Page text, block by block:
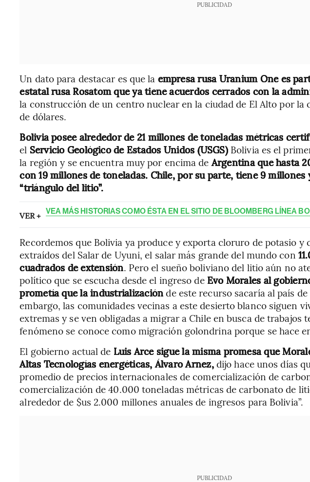
PUBLICIDAD
Un dato para destacar es que la empresa rusa Uranium One es
estatal rusa Rosatom que ya tiene acuerdos cerrados con la
la construcción de un centro nuclear en la ciudad de El Alto por la
de dólares.
Bolivia posee alrededor de 21 millones de toneladas métricas
el Servicio Geológico de Estados Unidos (USGS)Bolivia es el
la región y se encuentra muy por encima deArgentina que hasta
con 19 millones de toneladas. Chile, por su parte, tiene 9
“triángulo del litio”.
VER + VEA MÁS HISTORIAS COMO ÉSTA EN EL SITIO DE BLOOMBERG LÍNEA
Recordemos que Bolivia ya produce y exporta cloruro de potasio y
extraídos del Salar de Uyuni, el salar más grande del mundo con
cuadrados de extensión. Pero el sueño boliviano del litio aún no
político que se escucha desde el ingreso de Evo Morales al
prometía que la industrializaciónde este recurso sacaría al país
embargo, las comunidades vecinas a este desierto blanco siguen
extremas y se ven obligadas a migrar a Chile en busca de trabajos
fenómeno se conoce como migración golondrina porque se hace
El gobierno actual de Luis Arce sigue la misma promesa que
Altas Tecnologías energéticas, Álvaro Arnez,dijo hace unos días
promedio de precios internacionales de comercialización de
comercialización de 40.000 toneladas métricas de carbonato de
alrededor de $us 2.000 millones anuales de ingresos para Bolivia”.
PUBLICIDAD